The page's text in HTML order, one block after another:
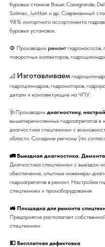
буровых станков Bauer, Casagrande,
Soilmec, Junttan и др. Современный
98% импортного ассортимента
буровых установок.
⚙️ Производим ремонт гидронасосов,
поворотных коллекторов,
📐 Изготавливаем
гидроцилиндров, гидромоторов,
детали и комплектующие на ЧПУ.
🩺Производим диагностику,
вышеперечисленных гидроагрегатов
диагностика спецтехники с
области. Соседние регионы (по
🚛 Выездная диагностика.
Диагностика спецтехники с выездом
обеспечение, опытные инженеры-
гидроагрегатов в ремонт. Настройка
спецтехники и промоборудования.
🚜 Площадка для ремонта
Предприятие располагает
спецтехники.
💵 Бесплатная дефектовка